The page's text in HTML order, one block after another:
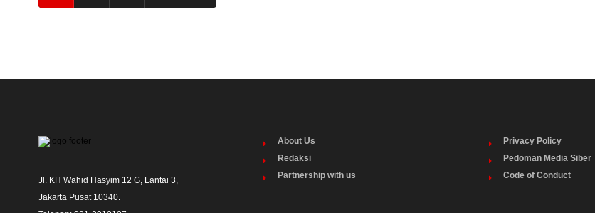
Jl. KH Wahid Hasyim 12 G, Lantai 3,
Jakarta Pusat 10340.
About Us
Redaksi
Partnership with us
Privacy Policy
Pedoman Media Siber
Code of Conduct